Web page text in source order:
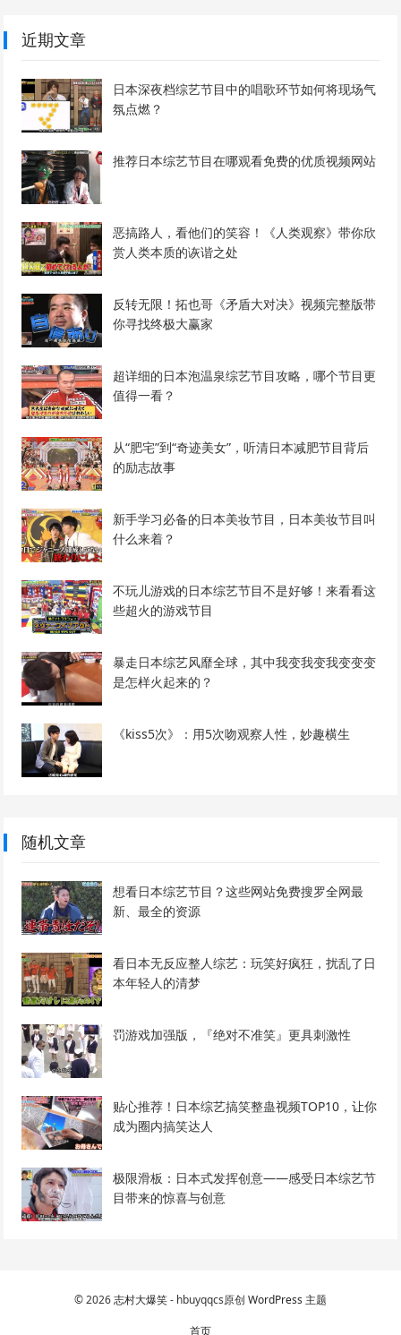
近期文章
日本深夜档综艺节目中的唱歌环节如何将现场气
氛点燃？
推荐日本综艺节目在哪观看免费的优质视频网站
恶搞路人，看他们的笑容！《人类观察》带你欣
赏人类本质的诙谐之处
反转无限！拓也哥《矛盾大对决》视频完整版带
你寻找终极大赢家
超详细的日本泡温泉综艺节目攻略，哪个节目更
值得一看？
从“肥宅”到“奇迹美女”，听清日本减肥节目背后
的励志故事
新手学习必备的日本美妆节目，日本美妆节目叫
什么来着？
不玩儿游戏的日本综艺节目不是好够！来看看这
些超火的游戏节目
暴走日本综艺风靡全球，其中我变我变我变变变
是怎样火起来的？
《kiss5次》：用5次吻观察人性，妙趣横生
随机文章
想看日本综艺节目？这些网站免费搜罗全网最
新、最全的资源
看日本无反应整人综艺：玩笑好疯狂，扰乱了日
本年轻人的清梦
罚游戏加强版，『绝对不准笑』更具刺激性
贴心推荐！日本综艺搞笑整蛊视频TOP10，让你
成为圈内搞笑达人
极限滑板：日本式发挥创意——感受日本综艺节
目带来的惊喜与创意
© 2026志村大爆笑- hbuyqqcs原创 WordPress 主题
首页